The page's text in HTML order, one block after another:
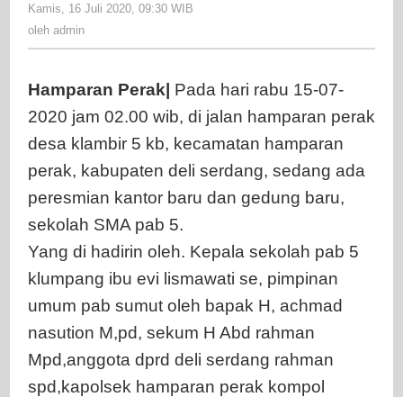
Klumpang
Kamis, 16 Juli 2020, 09:30 WIB
oleh admin
Hamparan Perak| Pada hari rabu 15-07-
2020 jam 02.00 wib, di jalan hamparan perak
desa klambir 5 kb, kecamatan hamparan
perak, kabupaten deli serdang, sedang ada
peresmian kantor baru dan gedung baru,
sekolah SMA pab 5.
Yang di hadirin oleh. Kepala sekolah pab 5
klumpang ibu evi lismawati se, pimpinan
umum pab sumut oleh bapak H, achmad
nasution M,pd, sekum H Abd rahman
Mpd,anggota dprd deli serdang rahman
spd,kapolsek hamparan perak kompol